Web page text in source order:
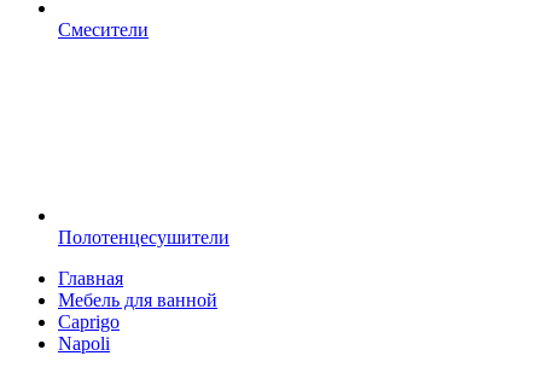
Смесители
Полотенцесушители
Главная
Мебель для ванной
Caprigo
Napoli